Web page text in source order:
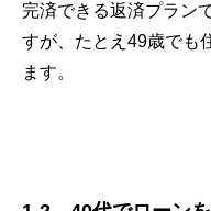
完済できる返済プラン
すが、たとえ49歳でも
ます。